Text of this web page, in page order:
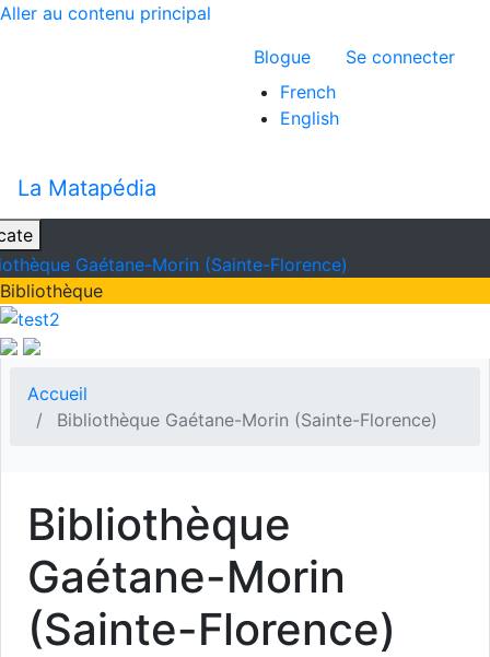
Aller au contenu principal
Menu du
Blogue
Se connecter
French
English
La Matapédia
Gaétane-Morin (Sainte-Florence)
Bibliothèque
Accueil
Bibliothèque Gaétane-Morin (Sainte-Florence)
Bibliothèque
Gaétane-Morin
(Sainte-Florence)